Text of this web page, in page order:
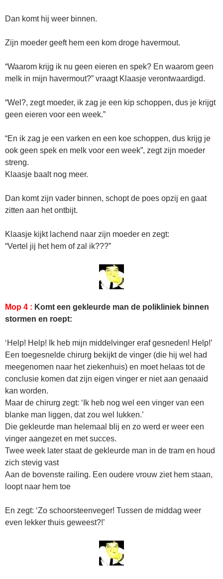
Dan komt hij weer binnen.
Zijn moeder geeft hem een kom droge havermout.
“Waarom krijg ik nu geen eieren en spek? En waarom geen
melk in mijn havermout?” vraagt Klaasje verontwaardigd.
“Wel?, zegt moeder, ik zag je een kip schoppen, dus je krijgt
geen eieren voor een week.”
“En ik zag je een varken en een koe schoppen, dus krijg je
ook geen spek en melk voor een week”, zegt zijn moeder
streng.
Klaasje baalt nog meer.
Dan komt zijn vader binnen, schopt de poes opzij en gaat
zitten aan het ontbijt.
Klaasje kijkt lachend naar zijn moeder en zegt:
“Vertel jij het hem of zal ik???”
Mop 4 : Komt een gekleurde man de polikliniek binnen
stormen en roept:
‘Help! Help! Ik heb mijn middelvinger eraf gesneden! Help!’
Een toegesnelde chirurg bekijkt de vinger (die hij wel had
meegenomen naar het ziekenhuis) en moet helaas tot de
conclusie komen dat zijn eigen vinger er niet aan genaaid
kan worden.
Maar de chirurg zegt: ‘Ik heb nog wel een vinger van een
blanke man liggen, dat zou wel lukken.’
Die gekleurde man helemaal blij en zo werd er weer een
vinger aangezet en met succes.
Twee week later staat de gekleurde man in de tram en houd
zich stevig vast
Aan de bovenste railing. Een oudere vrouw ziet hem staan,
loopt naar hem toe
En zegt: ‘Zo schoorsteenveger! Tussen de middag weer
even lekker thuis geweest?!’